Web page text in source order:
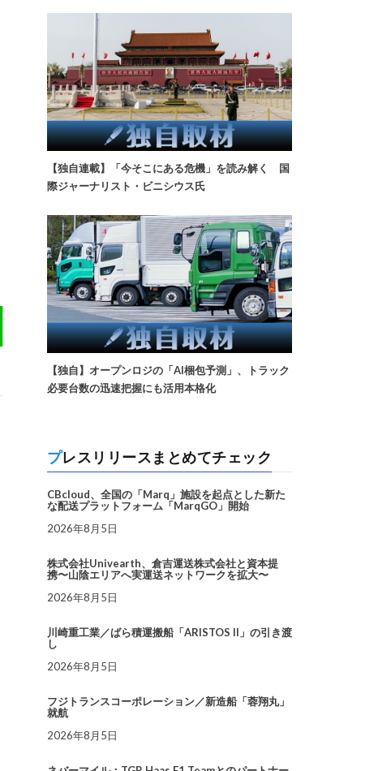
【独自連載】「今そこにある危機」を読み解く 国
際ジャーナリスト・ビニシウス氏
【独自】オープンロジの「AI梱包予測」、トラック
必要台数の迅速把握にも活用本格化
プレスリリースまとめてチェック
CBcloud、全国の「Marq」施設を起点とした新た
な配送プラットフォーム「MarqGO」開始
2026年8月5日
株式会社Univearth、倉吉運送株式会社と資本提
携〜山陰エリアへ実運送ネットワークを拡大〜
2026年8月5日
川崎重工業／ばら積運搬船「ARISTOS II」の引き渡
し
2026年8月5日
フジトランスコーポレーション／新造船「蓉翔丸」
就航
2026年8月5日